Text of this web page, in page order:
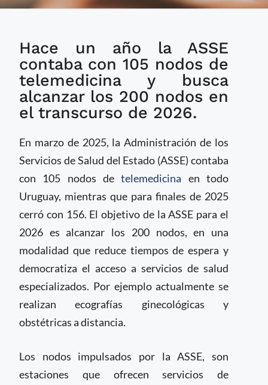
200 nodos de
telemedicina en 2026
Hace un año la ASSE
contaba con 105 nodos de
telemedicina y busca
alcanzar los 200 nodos en
el transcurso de 2026.
En marzo de 2025, la Administración de los
Servicios de Salud del Estado (ASSE) contaba
con 105 nodos detelemedicina en todo
Uruguay, mientras que para finales de 2025
cerró con 156. El objetivo de la ASSE para el
2026 es alcanzar los 200 nodos, en una
modalidad que reduce tiempos de espera y
democratiza el acceso a servicios de salud
especializados. Por ejemplo actualmente se
realizan ecografías ginecológicas y
obstétricas a distancia.
Los nodos impulsados por la ASSE, son
estaciones que ofrecen servicios de